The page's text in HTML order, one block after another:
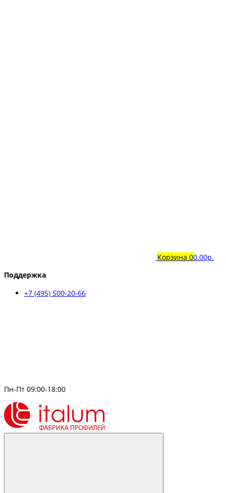
Корзина 00.00р.
Поддержка
+7 (495) 500-20-66
Пн-Пт 09:00-18:00